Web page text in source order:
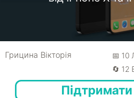
Грицина Вікторія
📅 10
🔄 12